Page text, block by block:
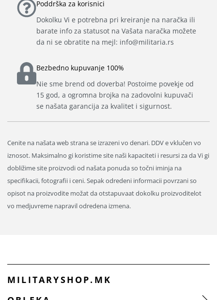
Poddrška za korisnici
Dokolku Vi e potrebna pri kreiranje na naračka ili
barate info za statusot na Vašata naračka možete
da ni se obratite na mejl: info@militaria.rs
Bezbedno kupuvanje 100%
Nie sme brend od doverba! Postoime povekje od
15 god, a ogromna brojka na zadovolni kupuvači
se našata garancija za kvalitet i sigurnost.
Cenite na našata web strana se izrazeni vo denari. DDV e vklučen vo
iznosot. Maksimalno gi koristime site naši kapaciteti i resursi za da Vi gi
dobližime site proizvodi od našata ponuda so točni iminja na
specifikacii, fotografii i ceni. Sepak odredeni informacii povrzani so
opisot na proizvodite možat da otstapuvaat dokolku proizvoditelot
vo medjuvreme napravil odredena izmena.
MILITARYSHOP.MK